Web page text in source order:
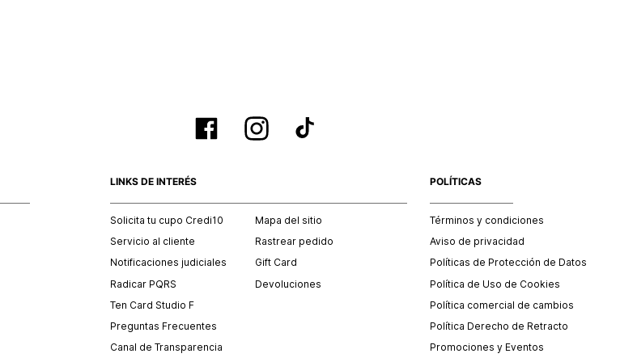
LINKS DE INTERÉS
Solicita tu cupo Credi10
Servicio al cliente
Notificaciones judiciales
Radicar PQRS
Ten Card Studio F
Preguntas Frecuentes
Canal de Transparencia
Mapa del sitio
Rastrear pedido
Gift Card
Devoluciones
POLÍTICAS
Términos y condiciones
Aviso de privacidad
Políticas de Protección de Datos
Política de Uso de Cookies
Política comercial de cambios
Política Derecho de Retracto
Promociones y Eventos